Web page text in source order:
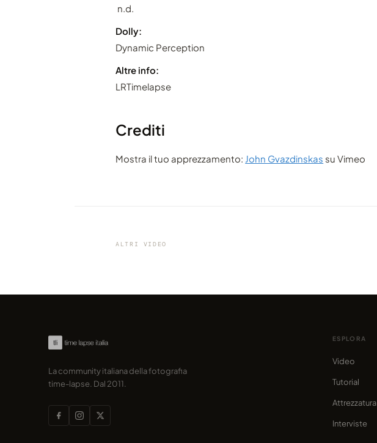
n.d.
Dolly:
Dynamic Perception
Altre info:
LRTimelapse
Crediti
Mostra il tuo apprezzamento: John Gvazdinskas su Vimeo
ALTRI VIDEO
condiviso da marcofama
La community italiana della fotografia
time-lapse. Dal 2011.
ESPLORA
Video
Tutorial
Attrezzatura
Interviste